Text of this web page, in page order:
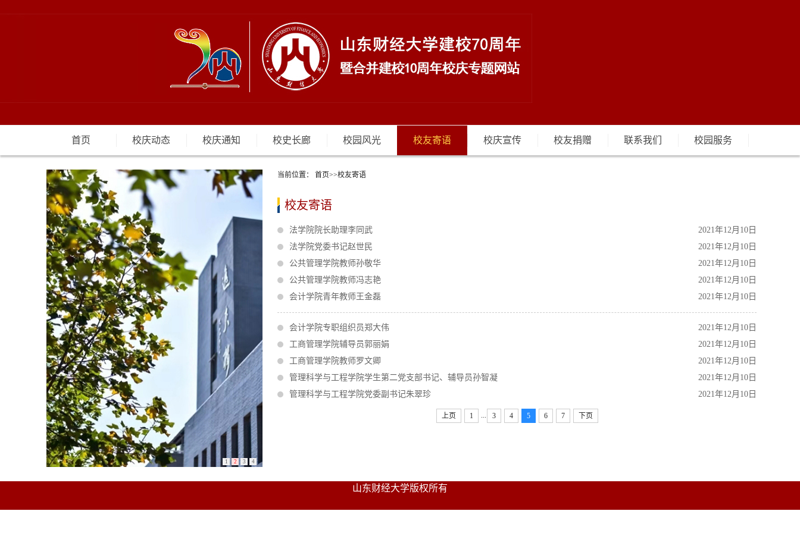
首页 校庆动态 校庆通知 校史长廊 校园风光 校友寄语 校庆宣传 校友捐赠 联系我们 校园服务
1 2 3 4
当前位置： 首页>>校友寄语
校友寄语
2021年12月10日
法学院院长助理李同武
2021年12月10日
法学院党委书记赵世民
2021年12月10日
公共管理学院教师孙敬华
2021年12月10日
公共管理学院教师冯志艳
2021年12月10日
会计学院青年教师王金磊
2021年12月10日
会计学院专职组织员郑大伟
2021年12月10日
工商管理学院辅导员郭丽娟
2021年12月10日
工商管理学院教师罗文卿
2021年12月10日
管理科学与工程学院学生第二党支部书记、辅导员孙智凝
2021年12月10日
管理科学与工程学院党委副书记朱翠珍
上页 1 3 4 5 6 7 下页
山东财经大学版权所有